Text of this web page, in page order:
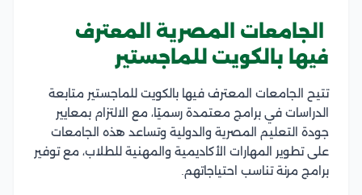
الجامعات المصرية المعترف
فيها بالكويت للماجستير
تتيح الجامعات المعترف فيها بالكويت للماجستير متابعة
الدراسات في برامج معتمدة رسميًا، مع الالتزام بمعايير
جودة التعليم المصرية والدولية وتساعد هذه الجامعات
على تطوير المهارات الأكاديمية والمهنية للطلاب، مع توفير
برامج مرنة تناسب احتياجاتهم.